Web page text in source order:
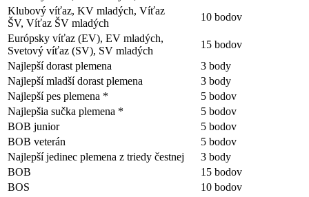
Klubový víťaz, KV mladých, Víťaz
ŠV, Víťaz ŠV mladých
10 bodov
Európsky víťaz (EV), EV mladých,
Svetový víťaz (SV), SV mladých
15 bodov
Najlepší dorast plemena
3 body
Najlepší mladší dorast plemena
3 body
Najlepší pes plemena *
5 bodov
Najlepšia sučka plemena *
5 bodov
BOB junior
5 bodov
BOB veterán
5 bodov
Najlepší jedinec plemena z triedy čestnej
3 body
BOB
15 bodov
BOS
10 bodov